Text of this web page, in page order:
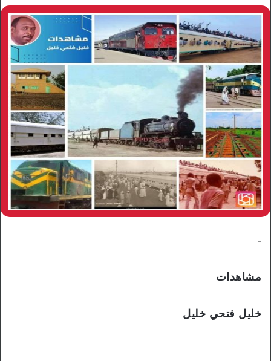
ع
ل
ى
X
-
مشاهدات
خليل فتحي خليل